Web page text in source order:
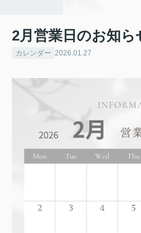
2月営業日のお知ら
カレンダー 2026.01.27